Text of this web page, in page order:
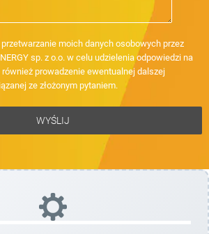
moich danych osobowych przez
sp. z o.o. w celu udzielenia odpowiedzi na
również prowadzenie ewentualnej dalszej
ze złożonym pytaniem.
WYŚLIJ